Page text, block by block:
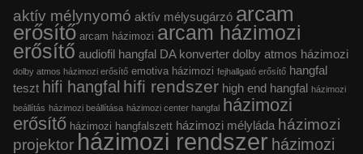
aktív mélynyomó aktív mélysugárzó arcam
erősítő arcam házimozi arcam házimozi
erősítő audiofil hangfal DA konverter dolby atmos házimozi
dolby atmos házimozi erősítő emotiva házimozi fejhallgató erősítő hangfal
teszt hifi hangfal hifi rendszer high end hangfal házimozi
beállítás házimozi beállítása házimozi center hangfal házimozi
erősítő házimozi hangfalszett házimozi mélyláda házimozi
projektor házimozi rendszer házimozi